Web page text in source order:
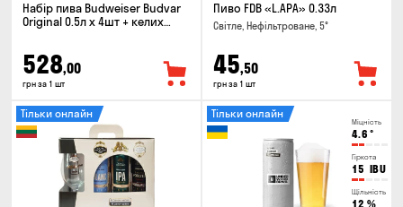
Набір пива Budweiser Budvar
Original 0.5л х 4шт + келих
528,00
грн за 1 шт
Пиво FDB «L.APA» 0.33л
Світле, Нефільтроване, 5°
45,50
грн за 1 шт
Тільки онлайн
Міцність
4.6 °
Гіркота
15 IBU
Щільність
12 %
Тільки онлайн